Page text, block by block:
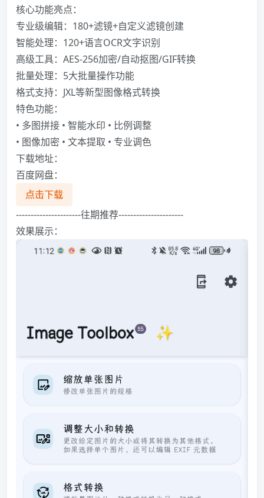
核心功能亮点：
专业级编辑：180+滤镜+自定义滤镜创建
智能处理：120+语言OCR文字识别
高级工具：AES-256加密/自动抠图/GIF转换
批量处理：5大批量操作功能
格式支持：JXL等新型图像格式转换
特色功能：
• 多图拼接 • 智能水印 • 比例调整
• 图像加密 • 文本提取 • 专业调色
下载地址：
百度网盘：
点击下载
----------------------️往期推荐----------------------
效果展示：